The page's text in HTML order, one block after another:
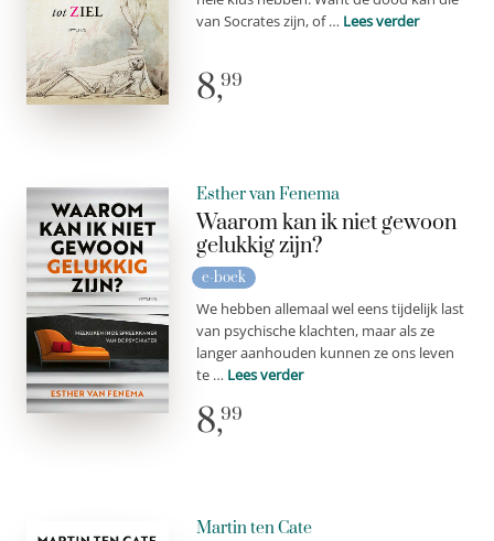
van Socrates zijn, of … Lees verder
8,99
Esther van Fenema
Waarom kan ik niet gewoon
gelukkig zijn?
e-boek
We hebben allemaal wel eens tijdelijk last
van psychische klachten, maar als ze
langer aanhouden kunnen ze ons leven
te … Lees verder
8,99
Martin ten Cate